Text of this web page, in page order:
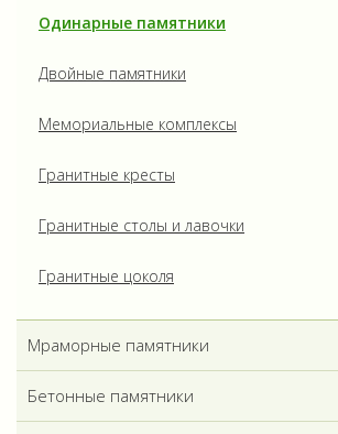
Одинарные памятники
Двойные памятники
Мемориальные комплексы
Гранитные кресты
Гранитные столы и лавочки
Гранитные цоколя
Мраморные памятники
Бетонные памятники